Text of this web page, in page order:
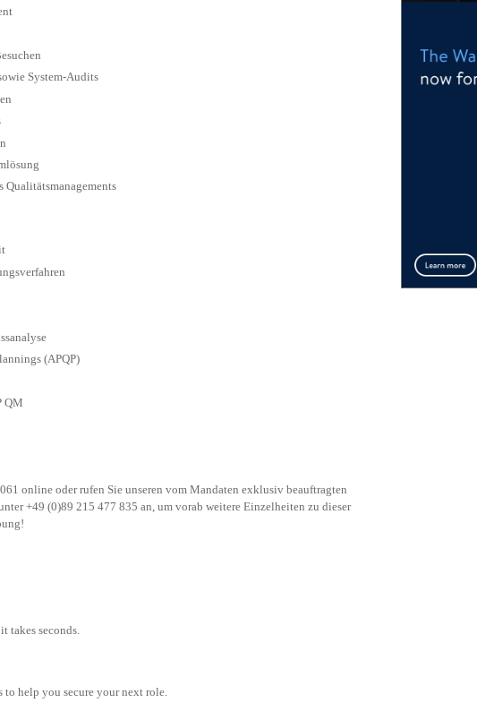
System-Audits
(APQP)
QM
online oder rufen Sie unseren vom Mandaten exklusiv beauftragten
+49 (0)89 215 477 835 an, um vorab weitere Einzelheiten zu dieser
takes seconds.
help you secure your next role.